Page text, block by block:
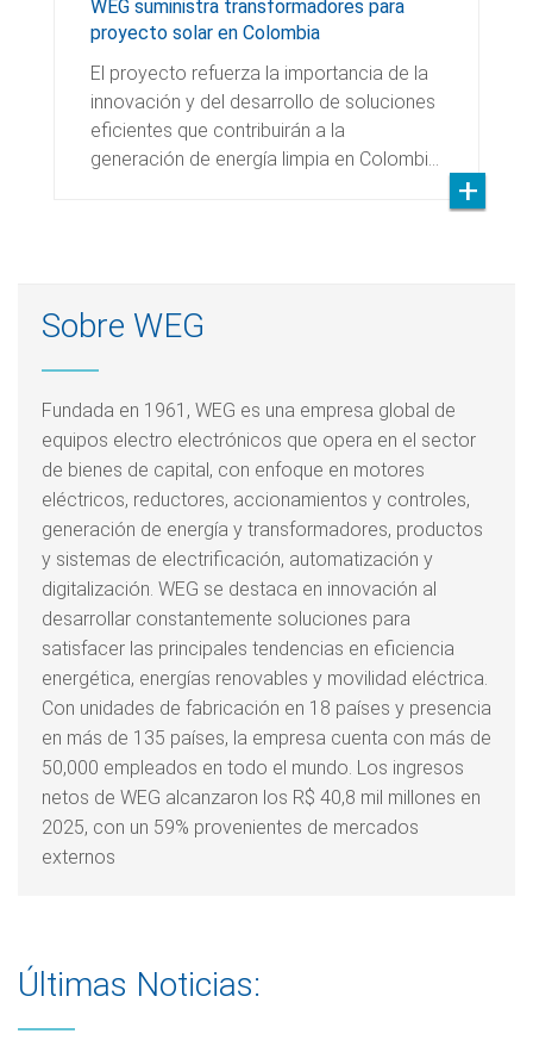
WEG suministra transformadores para
proyecto solar en Colombia
El proyecto refuerza la importancia de la
innovación y del desarrollo de soluciones
eficientes que contribuirán a la
generación de energía limpia en Colombi…
Sobre WEG
Fundada en 1961, WEG es una empresa global de
equipos electro electrónicos que opera en el sector
de bienes de capital, con enfoque en motores
eléctricos, reductores, accionamientos y controles,
generación de energía y transformadores, productos
y sistemas de electrificación, automatización y
digitalización. WEG se destaca en innovación al
desarrollar constantemente soluciones para
satisfacer las principales tendencias en eficiencia
energética, energías renovables y movilidad eléctrica.
Con unidades de fabricación en 18 países y presencia
en más de 135 países, la empresa cuenta con más de
50,000 empleados en todo el mundo. Los ingresos
netos de WEG alcanzaron los R$ 40,8 mil millones en
2025, con un 59% provenientes de mercados
externos
Últimas Noticias: